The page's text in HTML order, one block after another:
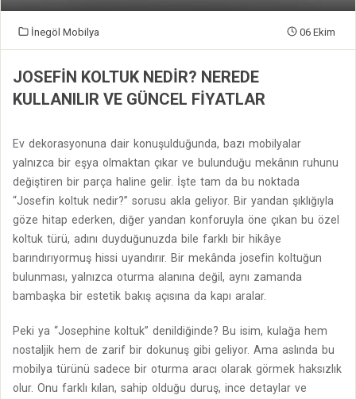
İnegöl Mobilya 06 Ekim
JOSEFIN KOLTUK NEDIR? NEREDE
KULLANILIR VE GÜNCEL FIYATLAR
Ev dekorasyonuna dair konuşulduğunda, bazı mobilyalar
yalnızca bir eşya olmaktan çıkar ve bulunduğu mekânın ruhunu
değiştiren bir parça haline gelir. İşte tam da bu noktada
“Josefin koltuk nedir?” sorusu akla geliyor. Bir yandan şıklığıyla
göze hitap ederken, diğer yandan konforuyla öne çıkan bu özel
koltuk türü, adını duyduğunuzda bile farklı bir hikâye
barındırıyormuş hissi uyandırır. Bir mekânda josefin koltuğun
bulunması, yalnızca oturma alanına değil, aynı zamanda
bambaşka bir estetik bakış açısına da kapı aralar.
Peki ya “Josephine koltuk” denildiğinde? Bu isim, kulağa hem
nostaljik hem de zarif bir dokunuş gibi geliyor. Ama aslında bu
mobilya türünü sadece bir oturma aracı olarak görmek haksızlık
olur. Onu farklı kılan, sahip olduğu duruş, ince detaylar ve